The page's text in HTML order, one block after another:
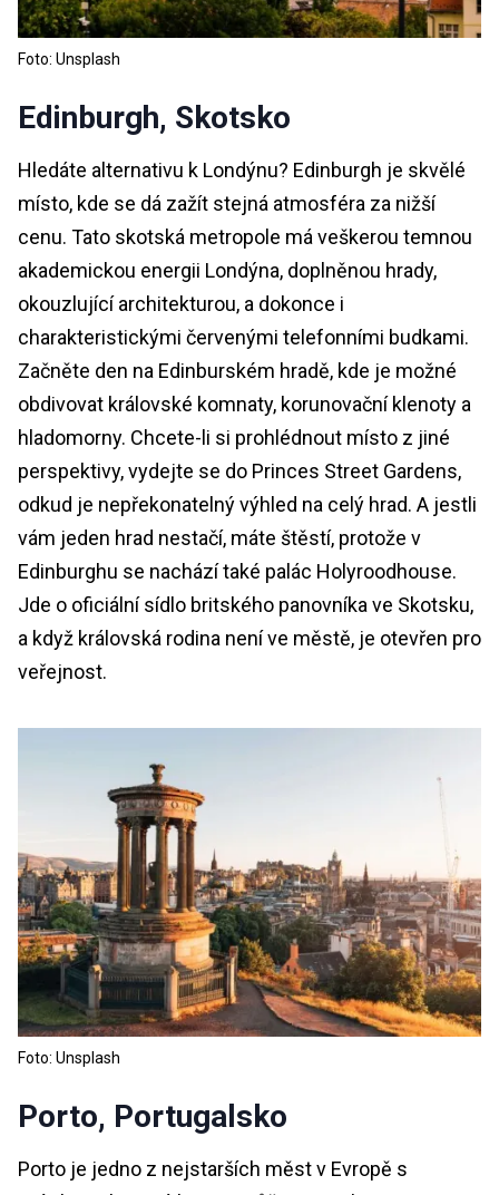
Foto: Unsplash
Edinburgh, Skotsko
Hledáte alternativu k Londýnu? Edinburgh je skvělé
místo, kde se dá zažít stejná atmosféra za nižší
cenu. Tato skotská metropole má veškerou temnou
akademickou energii Londýna, doplněnou hrady,
okouzlující architekturou, a dokonce i
charakteristickými červenými telefonními budkami.
Začněte den na Edinburském hradě, kde je možné
obdivovat královské komnaty, korunovační klenoty a
hladomorny. Chcete-li si prohlédnout místo z jiné
perspektivy, vydejte se do Princes Street Gardens,
odkud je nepřekonatelný výhled na celý hrad. A jestli
vám jeden hrad nestačí, máte štěstí, protože v
Edinburghu se nachází také palác Holyroodhouse.
Jde o oficiální sídlo britského panovníka ve Skotsku,
a když královská rodina není ve městě, je otevřen pro
veřejnost.
Foto: Unsplash
Porto, Portugalsko
Porto je jedno z nejstarších měst v Evropě s